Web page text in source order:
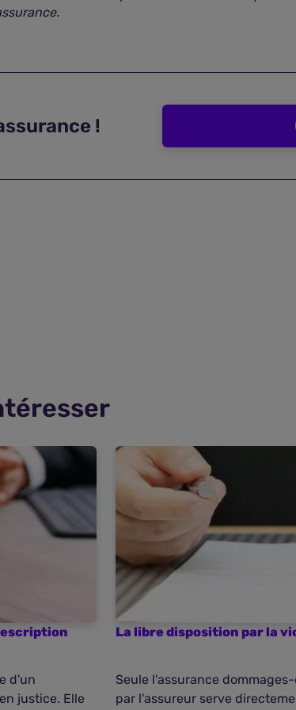
!
d'un
justice. Elle
La libre disposition par la
Seule l'assurance
par l'assureur serve